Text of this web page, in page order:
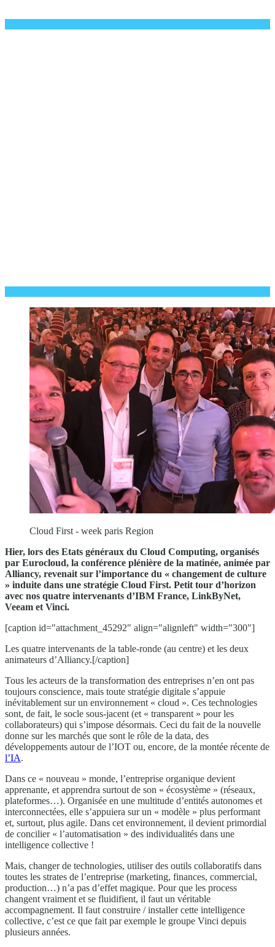
Cloud First - week paris Region
Hier, lors des Etats généraux du Cloud Computing, organisés
par Eurocloud, la conférence plénière de la matinée, animée par
Alliancy, revenait sur l’importance du « changement de culture
» induite dans une stratégie Cloud First. Petit tour d’horizon
avec nos quatre intervenants d’IBM France, LinkByNet,
Veeam et Vinci.
[caption id="attachment_45292" align="alignleft" width="300"]
Les quatre intervenants de la table-ronde (au centre) et les deux
animateurs d’Alliancy.[/caption]
Tous les acteurs de la transformation des entreprises n’en ont pas
toujours conscience, mais toute stratégie digitale s’appuie
inévitablement sur un environnement « cloud ». Ces technologies
sont, de fait, le socle sous-jacent (et « transparent » pour les
collaborateurs) qui s’impose désormais. Ceci du fait de la nouvelle
donne sur les marchés que sont le rôle de la data, des
développements autour de l’IOT ou, encore, de la montée récente de
l’IA.
Dans ce « nouveau » monde, l’entreprise organique devient
apprenante, et apprendra surtout de son « écosystème » (réseaux,
plateformes…). Organisée en une multitude d’entités autonomes et
interconnectées, elle s’appuiera sur un « modèle » plus performant
et, surtout, plus agile. Dans cet environnement, il devient primordial
de concilier « l’automatisation » des individualités dans une
intelligence collective !
Mais, changer de technologies, utiliser des outils collaboratifs dans
toutes les strates de l’entreprise (marketing, finances, commercial,
production…) n’a pas d’effet magique. Pour que les process
changent vraiment et se fluidifient, il faut un véritable
accompagnement. Il faut construire / installer cette intelligence
collective, c’est ce que fait par exemple le groupe Vinci depuis
plusieurs années.